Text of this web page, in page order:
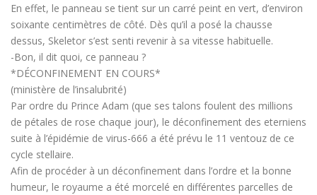
En effet, le panneau se tient sur un carré peint en vert, d’environ
soixante centimètres de côté. Dès qu’il a posé la chausse
dessus, Skeletor s’est senti revenir à sa vitesse habituelle.
-Bon, il dit quoi, ce panneau ?
*DÉCONFINEMENT EN COURS*
(ministère de l’insalubrité)
Par ordre du Prince Adam (que ses talons foulent des millions
de pétales de rose chaque jour), le déconfinement des eterniens
suite à l’épidémie de virus-666 a été prévu le 11 ventouz de ce
cycle stellaire.
Afin de procéder à un déconfinement dans l’ordre et la bonne
humeur, le royaume a été morcelé en différentes parcelles de